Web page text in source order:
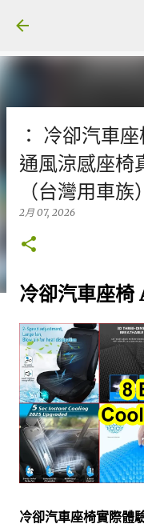
： 冷卻汽車
通風涼感座椅
（台灣用車
2月 07, 2026
冷卻汽車座
冷卻汽車座椅實際體